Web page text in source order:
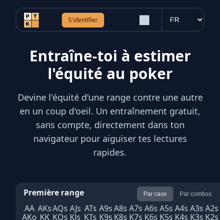
S'identifier
Entraîne-toi à estimer
l'équité au poker
Devine l'équité d'une range contre une autre
en un coup d'oeil. Un entraînement gratuit,
sans compte, directement dans ton
navigateur pour aiguiser tes lectures
rapides.
Première range Par case Par combos
AA AKsAQs AJs ATs A9s A8s A7s A6s A5s A4s A3s A2s
AKo KK KQs KJs KTs K9s K8s K7s K6s K5s K4s K3s K2s